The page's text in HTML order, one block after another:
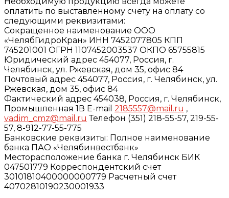
оплатить по выставленному счету на оплату со
следующими реквизитами:
Сокращенное наименование ООО
«ЧелябГидроКран» ИНН 7452077805 КПП
745201001 ОГРН 1107452003537 ОКПО 65755815
Юридический адрес 454077, Россия, г.
Челябинск, ул. Ржевская, дом 35, офис 84
Почтовый адрес 454077, Россия, г. Челябинск, ул.
Ржевская, дом 35, офис 84
Фактический адрес 454038, Россия, г. Челябинск,
Промышленная 1В E-mail 2185557@mail.ru ,
vadim_cmz@mail.ru Телефон (351) 218-55-57, 219-55-
57, 8-912-77-55-775
Банковские реквизиты: Полное наименование
банка ПАО «Челябинвестбанк»
Месторасположение банка г. Челябинск БИК
047501779 Корреспондентский счет
30101810400000000779 Расчетный счет
40702810190230001933